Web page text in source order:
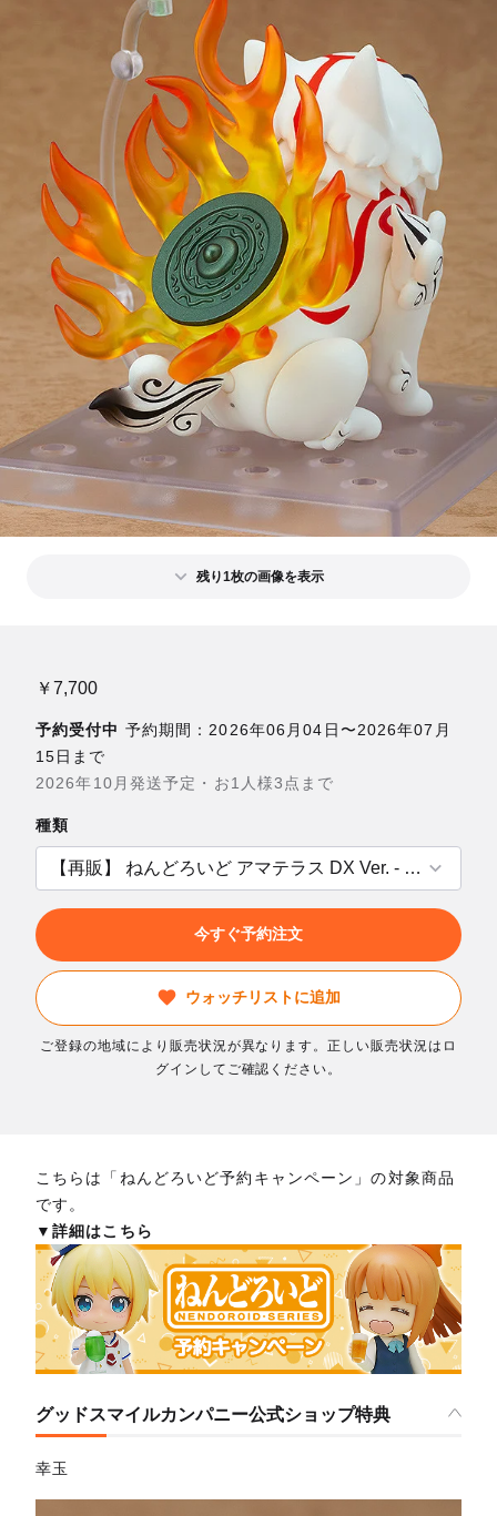
残り1枚の画像を表示
￥7,700
予約受付中 予約期間：2026年06月04日〜2026年07月
15日まで
2026年10月発送予定・お1人様3点まで
種類
今すぐ予約注文
ウォッチリストに追加
ご登録の地域により販売状況が異なります。正しい販売状況はロ
グインしてご確認ください。
こちらは「ねんどろいど予約キャンペーン」の対象商品
です。
▼詳細はこちら
グッドスマイルカンパニー公式ショップ特典
幸玉